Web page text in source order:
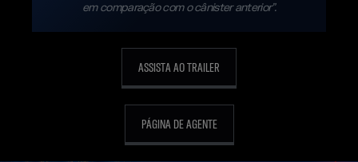
em comparação com o cânister anterior”.
ASSISTA AO TRAILER
PÁGINA DE AGENTE